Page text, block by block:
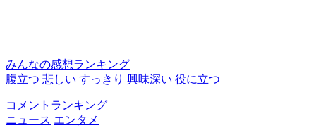
みんなの感想ランキング
腹立つ 悲しい すっきり 興味深い 役に立つ
コメントランキング
ニュース エンタメ